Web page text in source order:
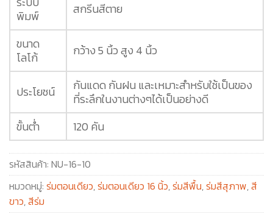
พิมพ์
สกรีนสีตาย
ขนาด
โลโก้
กว้าง 5 นิ้ว สูง 4 นิ้ว
ประโยชน์
กันแดด กันฝน และเหมาะสำหรับใช้เป็นของ
ที่ระลึกในงานต่างๆได้เป็นอย่างดี
ขั้นต่ำ
120 คัน
รหัสสินค้า: NU-16-10
หมวดหมู่: ร่มตอนเดียว,ร่มตอนเดียว 16 นิ้ว,ร่มสีพื้น,ร่มสีสุภาพ,สี
ขาว,สีร่ม